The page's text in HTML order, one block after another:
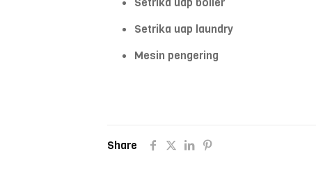
Setrika uap laundry
Mesin pengering
Share